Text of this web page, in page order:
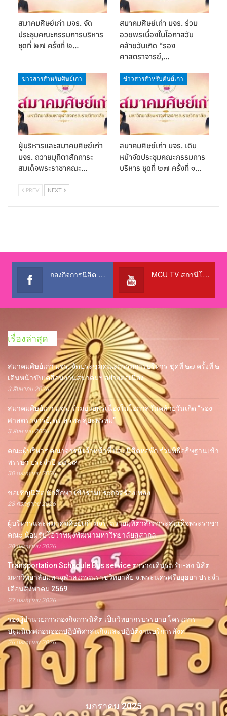
สมาคมศิษย์เก่า มจร. จัด
ประชุมคณะกรรมการบริหาร
ชุดที่ ๒๗ ครั้งที่ ๒…
สมาคมศิษย์เก่า มจร. ร่วม
อวยพรเนื่องในโอกาสวัน
คล้ายวันเกิด “รอง
ศาสตราจารย์,…
ข่าวสารสำหรับศิษย์เก่า
ผู้บริหารและสมาคมศิษย์เก่า
มจร. ถวายมุทิตาสักการะ
สมเด็จพระราชาคณะ…
ข่าวสารสำหรับศิษย์เก่า
สมาคมศิษย์เก่า มจร. เดิน
หน้าจัดประชุมคณะกรรมการ
บริหาร ชุดที่ ๒๗ ครั้งที่ ๑…
PREV NEXT
กองกิจการนิสิต สำนักงานอธิการบดี MCU TV สถานีโทรทัศน์เพื่อการศึกษา @OfficialTBCChannel
เรื่องล่าสุด
สมาคมศิษย์เก่า มจร. จัดประชุมคณะกรรมการบริหาร ชุดที่ ๒๗ ครั้งที่ ๒
เดินหน้าขับเคลื่อนงานสมาคมฯ อย่างต่อเนื่อง
3 สิงหาคม 2026
สมาคมศิษย์เก่า มจร. ร่วมอวยพรเนื่องในโอกาสวันคล้ายวันเกิด “รอง
ศาสตราจารย์, ดร.สุรพล สุยะพรหม”
3 สิงหาคม 2026
คณะผู้บริหาร คณาจารย์ เจ้าหน้าที่ และนิสิตหอพัก ร่วมพิธีอธิษฐานเข้า
พรรษา ประจำปี ๒๕๖๙
30 กรกฎาคม 2026
ขอเชิญนิสิต นักศึกษา เข้าร่วมประกวดร้องเพลง
28 กรกฎาคม 2026
ผู้บริหารและสมาคมศิษย์เก่า มจร. ถวายมุทิตาสักการะสมเด็จพระราชา
คณะ น้อมรับโอวาทมุ่งพัฒนามหาวิทยาลัยสู่สากล
28 กรกฎาคม 2026
Transportation Schedule Bus service ตารางเดินรถ รับ-ส่ง นิสิต
มหาวิทยาลัยมหาจุฬาลงกรณราชวิทยาลัย จ.พระนครศรีอยุธยา ประจำ
เดือนสิงหาคม 2569
27 กรกฎาคม 2026
รองผู้อำนวยการกองกิจการนิสิต เป็นวิทยากรบรรยาย โครงการ
ปฐมนิเทศก่อนออกปฏิบัติศาสนกิจและปฏิบัติงานบริการสังค
26 กรกฎาคม 2026
มกราคม 2025